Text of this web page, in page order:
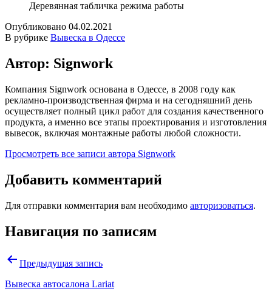
Деревянная табличка режима работы
Опубликовано 04.02.2021
В рубрике Вывеска в Одессе
Автор: Signwork
Компания Signwork основана в Одессе, в 2008 году как
рекламно-производственная фирма и на сегодняшний день
осуществляет полный цикл работ для создания качественного
продукта, а именно все этапы проектирования и изготовления
вывесок, включая монтажные работы любой сложности.
Просмотреть все записи автора Signwork
Добавить комментарий
Для отправки комментария вам необходимо авторизоваться.
Навигация по записям
Предыдущая запись
Вывеска автосалона Lariat